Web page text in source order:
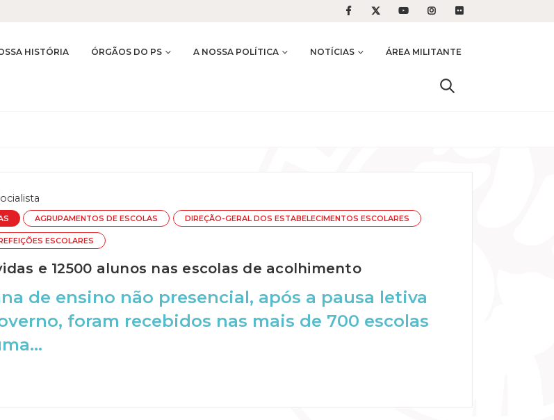
HISTÓRIA ÓRGÃOS DO PS A NOSSA POLÍTICA NOTÍCIAS ÁREA MILITANTE
AGRUPAMENTOS DE ESCOLAS DIREÇÃO-GERAL DOS ESTABELECIMENTOS ESCOLARES
REFEIÇÕES ESCOLARES
e 12500 alunos nas escolas de acolhimento
de ensino não presencial, após a pausa letiva
foram recebidos nas mais de 700 escolas